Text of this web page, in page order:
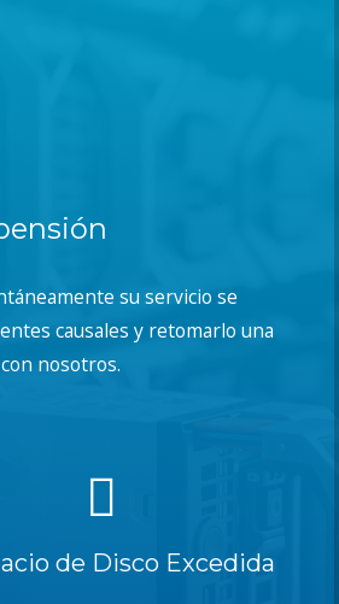
su servicio se
causales y retomarlo una
nosotros.
de Disco Excedida